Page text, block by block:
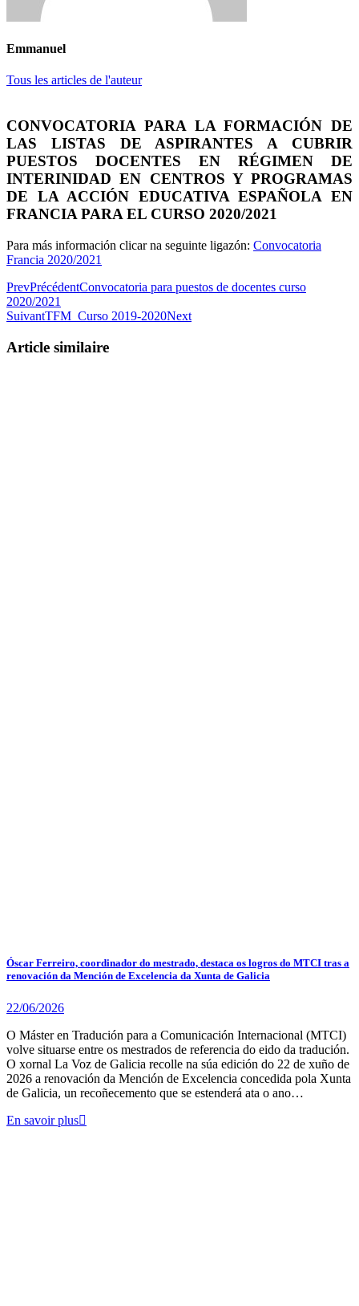
Emmanuel
Tous les articles de l'auteur
CONVOCATORIA PARA LA FORMACIÓN DE
LAS LISTAS DE ASPIRANTES A CUBRIR
PUESTOS DOCENTES EN RÉGIMEN DE
INTERINIDAD EN CENTROS Y PROGRAMAS
DE LA ACCIÓN EDUCATIVA ESPAÑOLA EN
FRANCIA PARA EL CURSO 2020/2021
Para más información clicar na seguinte ligazón: Convocatoria
Francia 2020/2021
PrevPrécédentConvocatoria para puestos de docentes curso
2020/2021
SuivantTFM_Curso 2019-2020Next
Article similaire
Óscar Ferreiro, coordinador do mestrado, destaca os logros do MTCI tras a
renovación da Mención de Excelencia da Xunta de Galicia
22/06/2026
O Máster en Tradución para a Comunicación Internacional (MTCI)
volve situarse entre os mestrados de referencia do eido da tradución.
O xornal La Voz de Galicia recolle na súa edición do 22 de xuño de
2026 a renovación da Mención de Excelencia concedida pola Xunta
de Galicia, un recoñecemento que se estenderá ata o ano…
En savoir plus